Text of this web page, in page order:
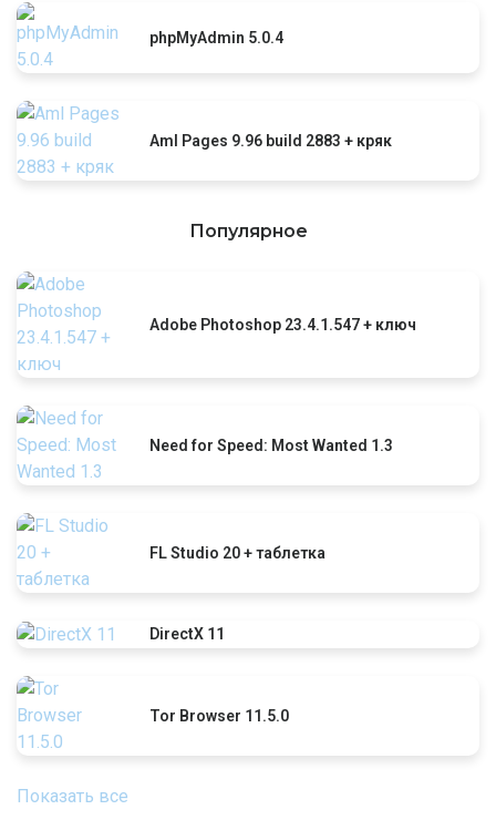
phpMyAdmin 5.0.4
Aml Pages 9.96 build 2883 + кряк
Популярное
Adobe Photoshop 23.4.1.547 + ключ
Need for Speed: Most Wanted 1.3
FL Studio 20 + таблетка
DirectX 11
Tor Browser 11.5.0
Показать все